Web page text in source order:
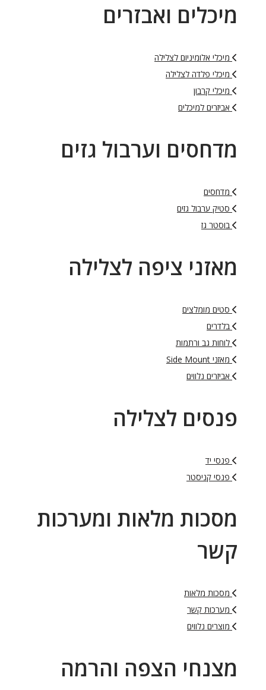
מיכלים ואבזרים
מיכלי אלומיניום לצלילה
מיכלי פלדה לצלילה
מיכלי קרבון
אביזרים למיכלים
מדחסים וערבול גזים
מדחסים
סטיק ערבול גזים
בוסטר גז
מאזני ציפה לצלילה
סטים מומלצים
בלדרים
לוחות גב ורתמות
מאזני Side Mount
אביזרים נלווים
פנסים לצלילה
פנסי יד
פנסי קניסטר
מסכות מלאות ומערכות
קשר
מסכות מלאות
מערכות קשר
מוצרים נלווים
מצנחי הצפה והרמה